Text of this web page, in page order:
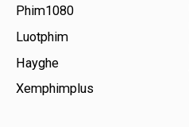
Phim1080
Luotphim
Hayghe
Xemphimplus